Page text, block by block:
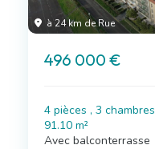
à 24 km de Rue
496 000 €
4 pièces , 3 chambres
91.10 m²
Avec balconterrasse